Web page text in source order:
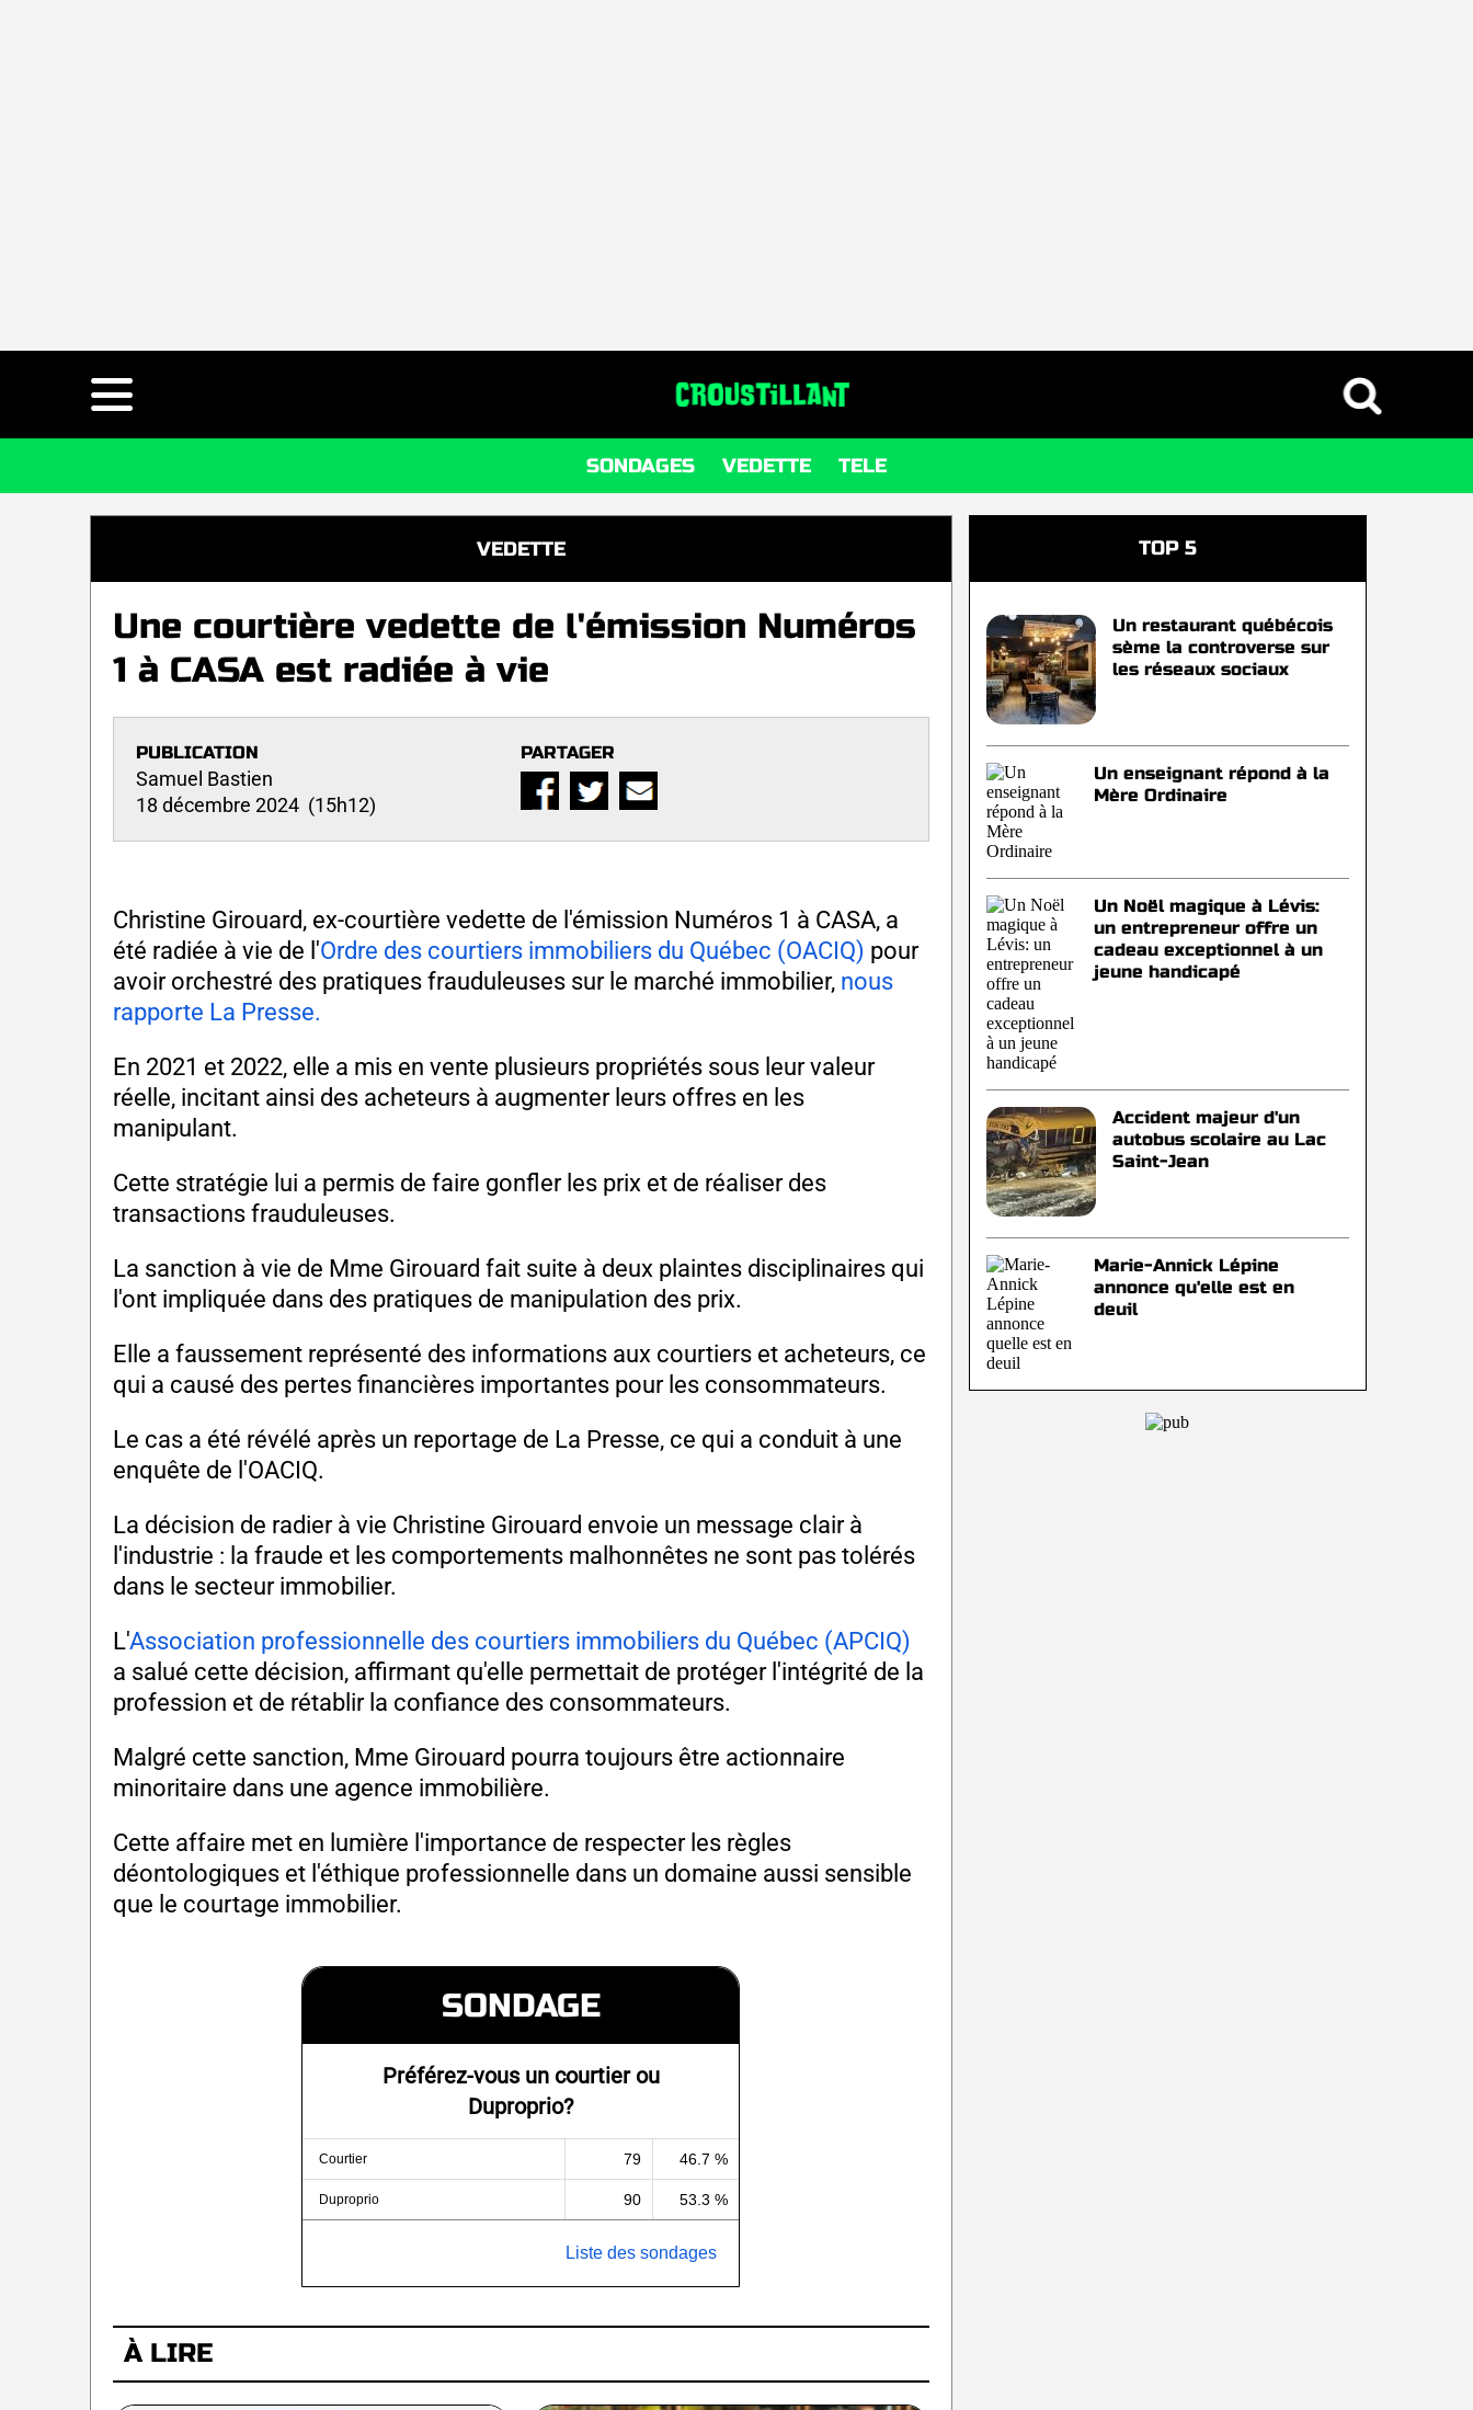
SONDAGES VEDETTE TELE
VEDETTE
Une courtière vedette de l'émission Numéros
1 à CASA est radiée à vie
PUBLICATION
Samuel Bastien
18 décembre 2024 (15h12)
PARTAGER
Christine Girouard, ex-courtière vedette de l'émission Numéros 1 à CASA, a
été radiée à vie de l'Ordre des courtiers immobiliers du Québec (OACIQ) pour
avoir orchestré des pratiques frauduleuses sur le marché immobilier, nous
rapporte La Presse.
En 2021 et 2022, elle a mis en vente plusieurs propriétés sous leur valeur
réelle, incitant ainsi des acheteurs à augmenter leurs offres en les
manipulant.
Cette stratégie lui a permis de faire gonfler les prix et de réaliser des
transactions frauduleuses.
La sanction à vie de Mme Girouard fait suite à deux plaintes disciplinaires qui
l'ont impliquée dans des pratiques de manipulation des prix.
Elle a faussement représenté des informations aux courtiers et acheteurs, ce
qui a causé des pertes financières importantes pour les consommateurs.
Le cas a été révélé après un reportage de La Presse, ce qui a conduit à une
enquête de l'OACIQ.
La décision de radier à vie Christine Girouard envoie un message clair à
l'industrie : la fraude et les comportements malhonnêtes ne sont pas tolérés
dans le secteur immobilier.
L'Association professionnelle des courtiers immobiliers du Québec (APCIQ)
a salué cette décision, affirmant qu'elle permettait de protéger l'intégrité de la
profession et de rétablir la confiance des consommateurs.
Malgré cette sanction, Mme Girouard pourra toujours être actionnaire
minoritaire dans une agence immobilière.
Cette affaire met en lumière l'importance de respecter les règles
déontologiques et l'éthique professionnelle dans un domaine aussi sensible
que le courtage immobilier.
SONDAGE
Préférez-vous un courtier ou
Duproprio?
Courtier 79 46.7 %
Duproprio 90 53.3 %
Liste des sondages
À LIRE
TOP 5
Un restaurant québécois
sème la controverse sur
les réseaux sociaux
Un enseignant répond à la
Mère Ordinaire
Un Noël magique à Lévis:
un entrepreneur offre un
cadeau exceptionnel à un
jeune handicapé
Accident majeur d'un
autobus scolaire au Lac
Saint-Jean
Marie-Annick Lépine
annonce qu'elle est en
deuil